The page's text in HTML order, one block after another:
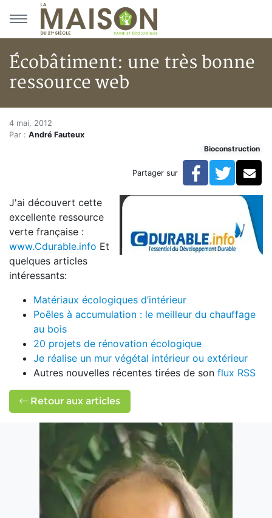
Aller au menu principal
Aller au contenu principal
Écobâtiment: une très bonne
ressource web
Accueil
Articles
Écobâtiment: une très bonne ressource web
Écobâtiment: une très bonne
4 mai, 2012
Par : André Fauteux
Bioconstruction
Partager sur Facebook
J'ai découvert cette
excellente ressource
verte française :
www.Cdurable.info Et
quelques articles
intéressants:
Matériaux écologiques d’intérieur
Poêles à accumulation : le meilleur du chauffage
au bois
20 projets de rénovation écologique
Je réalise un mur végétal intérieur ou extérieur
Autres nouvelles récentes tirées de son flux RSS
Retour aux articles